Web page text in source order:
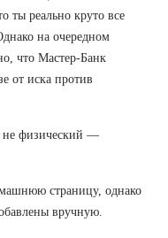
ты реально круто все
на очередном
что Мастер-Банк
от иска против
не физический —
страницу, однако
вручную.